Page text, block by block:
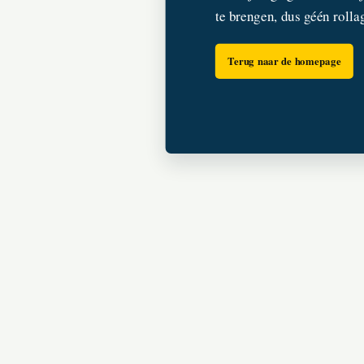
te brengen, dus géén
Terug naar de homepage